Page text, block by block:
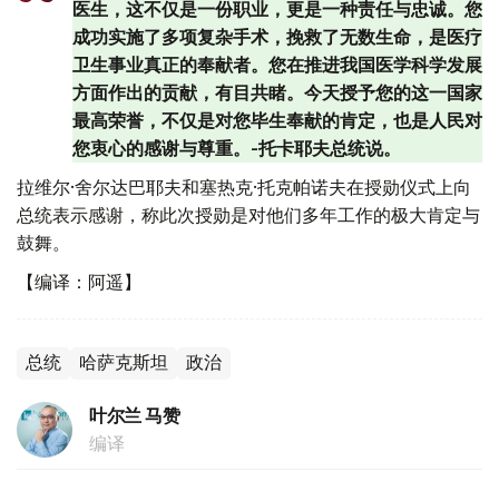
医生，这不仅是一份职业，更是一种责任与忠诚。您
成功实施了多项复杂手术，挽救了无数生命，是医疗
卫生事业真正的奉献者。您在推进我国医学科学发展
方面作出的贡献，有目共睹。今天授予您的这一国家
最高荣誉，不仅是对您毕生奉献的肯定，也是人民对
您衷心的感谢与尊重。-托卡耶夫总统说。
拉维尔·舍尔达巴耶夫和塞热克·托克帕诺夫在授勋仪式上向
总统表示感谢，称此次授勋是对他们多年工作的极大肯定与
鼓舞。
【编译：阿遥】
总统 哈萨克斯坦 政治
叶尔兰 马赞
编译